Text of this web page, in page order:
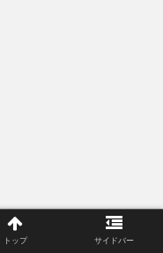
トップ サイドバー